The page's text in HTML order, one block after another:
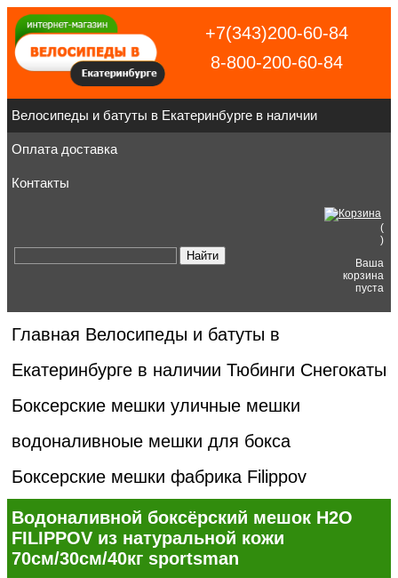
+7(343)200-60-84
8-800-200-60-84
Велосипеды и батуты в Екатеринбурге в наличии
Оплата доставка
Контакты
(
)
Ваша
корзина
пуста
Главная Велосипеды и батуты в
Екатеринбурге в наличии Тюбинги Снегокаты
Боксерские мешки уличные мешки
водоналивноые мешки для бокса
Боксерские мешки фабрика Filippov
Водоналивной боксёрский мешок H2O
FILIPPOV из натуральной кожи
70см/30см/40кг sportsman